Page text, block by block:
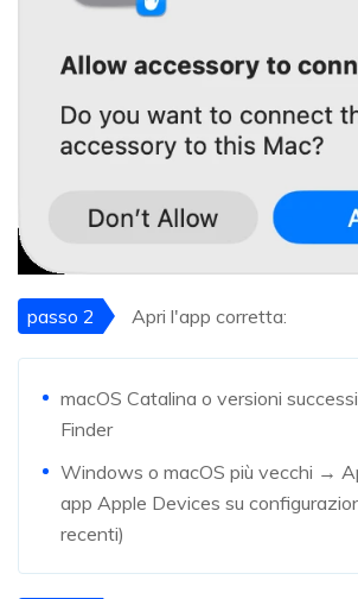
passo 2 Apri l'app corretta:
macOS Catalina o versioni
Finder
Windows o macOS più vecchi →
app Apple Devices su
recenti)